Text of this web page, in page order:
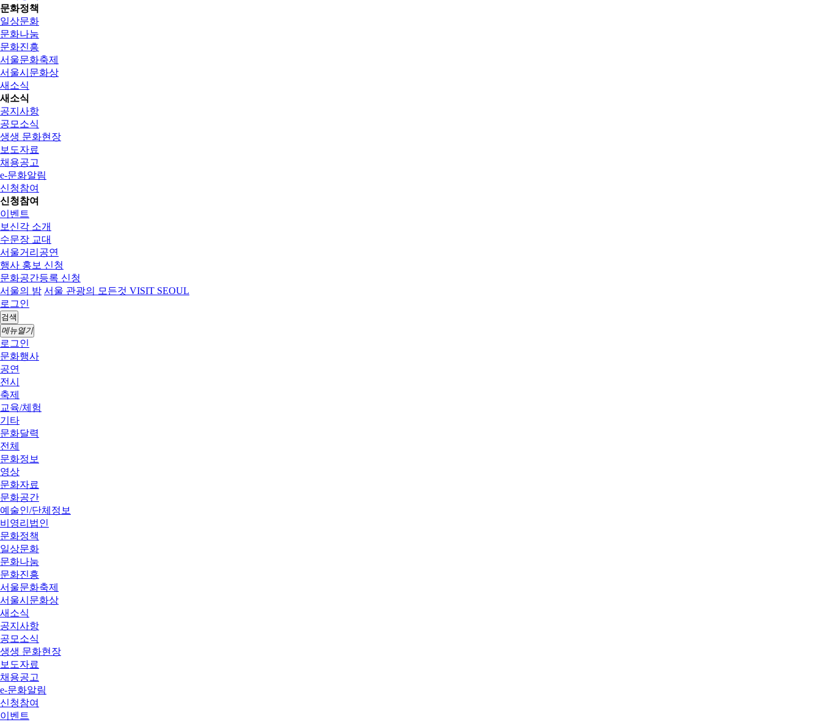
문화정책
일상문화
문화나눔
문화진흥
서울문화축제
서울시문화상
새소식
새소식
공지사항
공모소식
생생 문화현장
보도자료
채용공고
e-문화알림
신청참여
신청참여
이벤트
보신각 소개
수문장 교대
서울거리공연
행사 홍보 신청
문화공간등록 신청
서울의 밤 서울 관광의 모든것 VISIT SEOUL
로그인
검색
메뉴열기
로그인
문화행사
공연
전시
축제
교육/체험
기타
문화달력
전체
문화정보
영상
문화자료
문화공간
예술인/단체정보
비영리법인
문화정책
일상문화
문화나눔
문화진흥
서울문화축제
서울시문화상
새소식
공지사항
공모소식
생생 문화현장
보도자료
채용공고
e-문화알림
신청참여
이벤트